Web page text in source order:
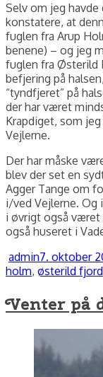
Selv om jeg
konstatere, at
fuglen fra Arup
benene) – og jeg
fuglen fra Østerild
befjering på
“tyndfjeret” på
der har været
Krapdiget, som
Vejlerne.
Der har måske
blev der set en
Agger Tange om
i/ved Vejlerne. Og
i øvrigt også været
også huseret i
Forfatter
adminUdgivet
7. oktober
holm, østerild fjord
Venter på